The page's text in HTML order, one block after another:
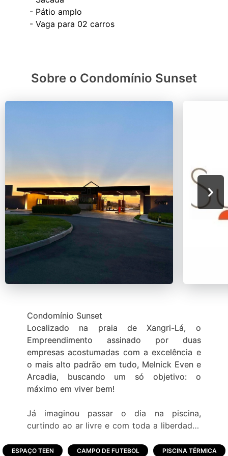
- Pátio amplo
- Vaga para 02 carros
Sobre o Condomínio Sunset
Condomínio Sunset
Localizado na praia de Xangri-Lá, o
Empreendimento assinado por duas
empresas acostumadas com a excelência e
o mais alto padrão em tudo, Melnick Even e
Arcadia, buscando um só objetivo: o
máximo em viver bem!
Já imaginou passar o dia na piscina,
curtindo ao ar livre e com toda a liberdade?
diversão? Ver os filhos brincando felizes,
ESPAÇO TEEN CAMPO DE FUTEBOL PISCINA TÉRMICA